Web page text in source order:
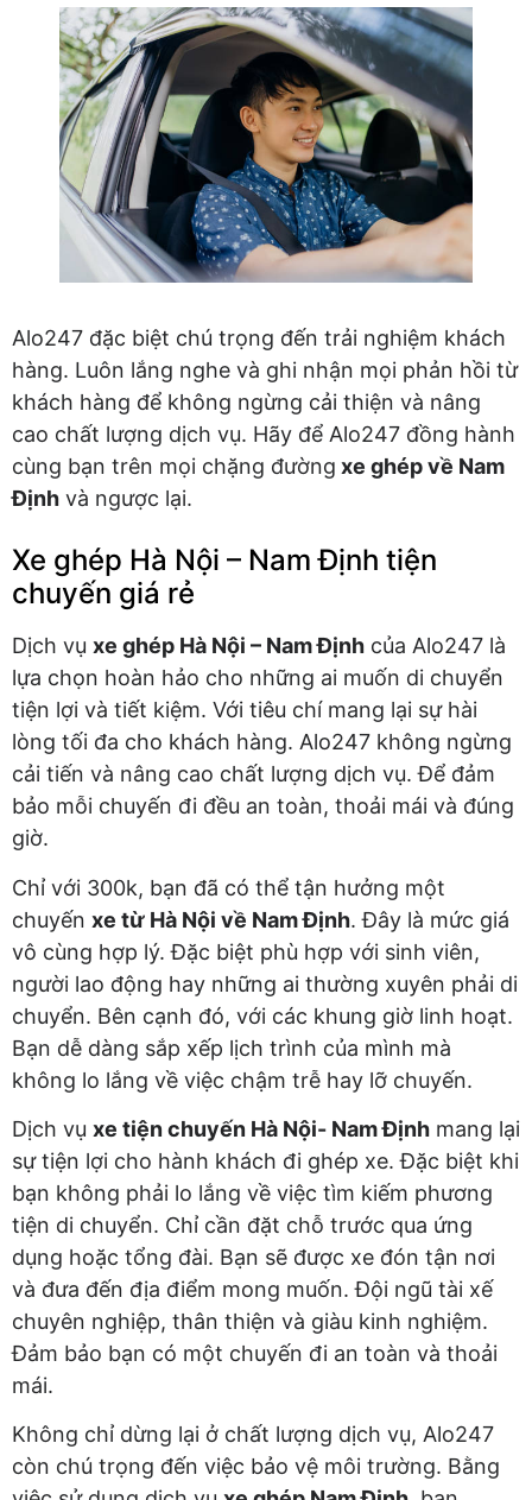
Alo247 đặc biệt chú trọng đến trải nghiệm khách
hàng. Luôn lắng nghe và ghi nhận mọi phản hồi từ
khách hàng để không ngừng cải thiện và nâng
cao chất lượng dịch vụ. Hãy để Alo247 đồng hành
cùng bạn trên mọi chặng đường xe ghép về Nam
Định và ngược lại.
Xe ghép Hà Nội – Nam Định tiện
chuyến giá rẻ
Dịch vụ xe ghép Hà Nội – Nam Định của Alo247 là
lựa chọn hoàn hảo cho những ai muốn di chuyển
tiện lợi và tiết kiệm. Với tiêu chí mang lại sự hài
lòng tối đa cho khách hàng. Alo247 không ngừng
cải tiến và nâng cao chất lượng dịch vụ. Để đảm
bảo mỗi chuyến đi đều an toàn, thoải mái và đúng
giờ.
Chỉ với 300k, bạn đã có thể tận hưởng một
chuyến xe từ Hà Nội về Nam Định. Đây là mức giá
vô cùng hợp lý. Đặc biệt phù hợp với sinh viên,
người lao động hay những ai thường xuyên phải di
chuyển. Bên cạnh đó, với các khung giờ linh hoạt.
Bạn dễ dàng sắp xếp lịch trình của mình mà
không lo lắng về việc chậm trễ hay lỡ chuyến.
Dịch vụ xe tiện chuyến Hà Nội- Nam Định mang lại
sự tiện lợi cho hành khách đi ghép xe. Đặc biệt khi
bạn không phải lo lắng về việc tìm kiếm phương
tiện di chuyển. Chỉ cần đặt chỗ trước qua ứng
dụng hoặc tổng đài. Bạn sẽ được xe đón tận nơi
và đưa đến địa điểm mong muốn. Đội ngũ tài xế
chuyên nghiệp, thân thiện và giàu kinh nghiệm.
Đảm bảo bạn có một chuyến đi an toàn và thoải
mái.
Không chỉ dừng lại ở chất lượng dịch vụ, Alo247
còn chú trọng đến việc bảo vệ môi trường. Bằng